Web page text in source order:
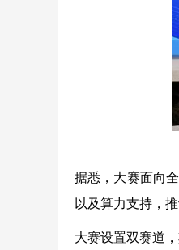
据悉，大赛面向
以及算力支持，
大赛设置双赛道